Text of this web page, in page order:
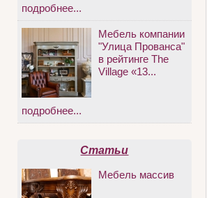
подробнее...
Мебель компании
"Улица Прованса"
в рейтинге The
Village «13...
подробнее...
Статьи
Мебель массив